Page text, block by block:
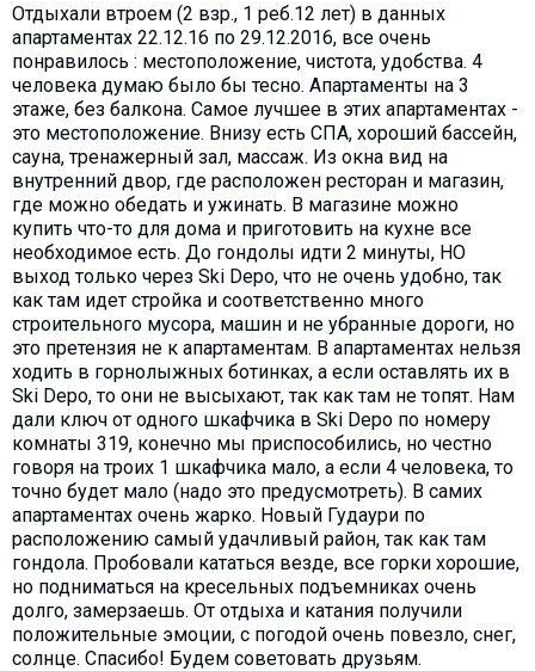
Отдыхали втроем (2 взр., 1 реб.12 лет) в данных
апартаментах 22.12.16 по 29.12.2016, все очень
понравилось : местоположение, чистота, удобства. 4
человека думаю было бы тесно. Апартаменты на 3
этаже, без балкона. Самое лучшее в этих апартаментах -
это местоположение. Внизу есть СПА, хороший бассейн,
сауна, тренажерный зал, массаж. Из окна вид на
внутренний двор, где расположен ресторан и магазин,
где можно обедать и ужинать. В магазине можно
купить что-то для дома и приготовить на кухне все
необходимое есть. До гондолы идти 2 минуты, НО
выход только через Ski Depo, что не очень удобно, так
как там идет стройка и соответственно много
строительного мусора, машин и не убранные дороги, но
это претензия не к апартаментам. В апартаментах нельзя
ходить в горнолыжных ботинках, а если оставлять их в
Ski Depo, то они не высыхают, так как там не топят. Нам
дали ключ от одного шкафчика в Ski Depo по номеру
комнаты 319, конечно мы приспособились, но честно
говоря на троих 1 шкафчика мало, а если 4 человека, то
точно будет мало (надо это предусмотреть). В самих
апартаментах очень жарко. Новый Гудаури по
расположению самый удачливый район, так как там
гондола. Пробовали кататься везде, все горки хорошие,
но подниматься на кресельных подъемниках очень
долго, замерзаешь. От отдыха и катания получили
положительные эмоции, с погодой очень повезло, снег,
солнце. Спасибо! Будем советовать друзьям.